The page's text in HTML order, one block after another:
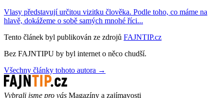
Vlasy představují určitou vizitku člověka. Podle toho, co máme na
hlavě, dokážeme o sobě samých mnohé říci...
Tento článek byl publikován ze zdrojů FAJNTIP.cz
Bez FAJNTIPU by byl internet o něco chudší.
Všechny články tohoto autora →
Vybrali jsme pro vás Magazíny a zajímavosti